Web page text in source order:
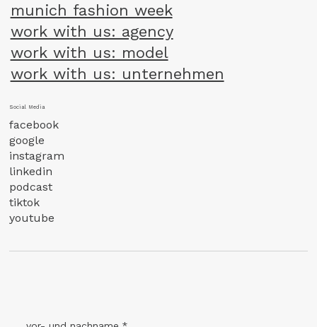
munich fashion week
work with us: agency
work with us: model
work with us: unternehmen
Social Media
facebook
google
instagram
linkedin
podcast
tiktok
youtube